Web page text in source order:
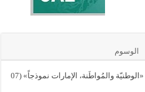
الوسوم
فصول من كتاب «الوطنيّة والمُواطَنة، الإمارات نموذجاً» (07